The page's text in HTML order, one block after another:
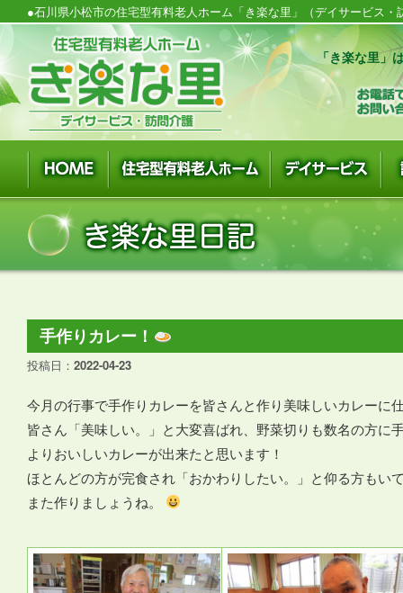
●石川県小松市の住宅型有料老人ホーム「き楽な里」（デイサービス
「き楽な里」
手作りカレー！
投稿日： 2022-04-23
今月の行事で手作りカレーを皆さんと作り美味しいカレーに
皆さん「美味しい。」と大変喜ばれ、野菜切りも数名の方に
よりおいしいカレーが出来たと思います！
ほとんどの方が完食され「おかわりしたい。」と仰る方もい
また作りましょうね。